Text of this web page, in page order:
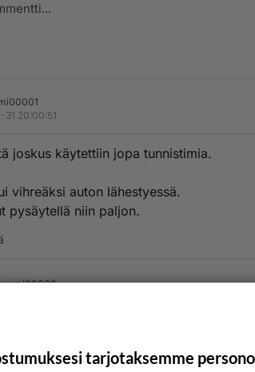
31 20:00:51
joskus käytettiin jopa tunnistimia.
vihreäksi auton lähestyessä.
pysäytellä niin paljon.
tarjotaksemme